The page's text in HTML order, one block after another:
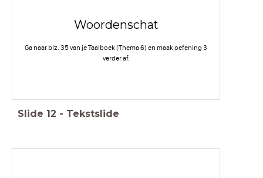
Woordenschat
Ga naar blz. 35 van je Taalboek (Thema 6) en maak oefening 3
verder af.
Slide 12 - Tekstslide